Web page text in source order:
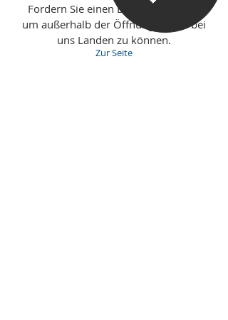
Fordern Sie einen Betriebsleiter an,
um außerhalb der Öffnungszeiten bei
uns Landen zu können.
Zur Seite